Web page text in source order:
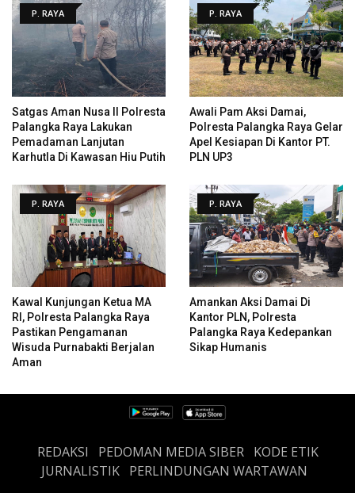
P. RAYA
Satgas Aman Nusa II Polresta
Palangka Raya Lakukan
Pemadaman Lanjutan
Karhutla Di Kawasan Hiu Putih
P. RAYA
Awali Pam Aksi Damai,
Polresta Palangka Raya Gelar
Apel Kesiapan Di Kantor PT.
PLN UP3
P. RAYA
Kawal Kunjungan Ketua MA
RI, Polresta Palangka Raya
Pastikan Pengamanan
Wisuda Purnabakti Berjalan
Aman
P. RAYA
Amankan Aksi Damai Di
Kantor PLN, Polresta
Palangka Raya Kedepankan
Sikap Humanis
REDAKSI PEDOMAN MEDIA SIBER
KODE ETIK
JURNALISTIK PERLINDUNGAN WARTAWAN